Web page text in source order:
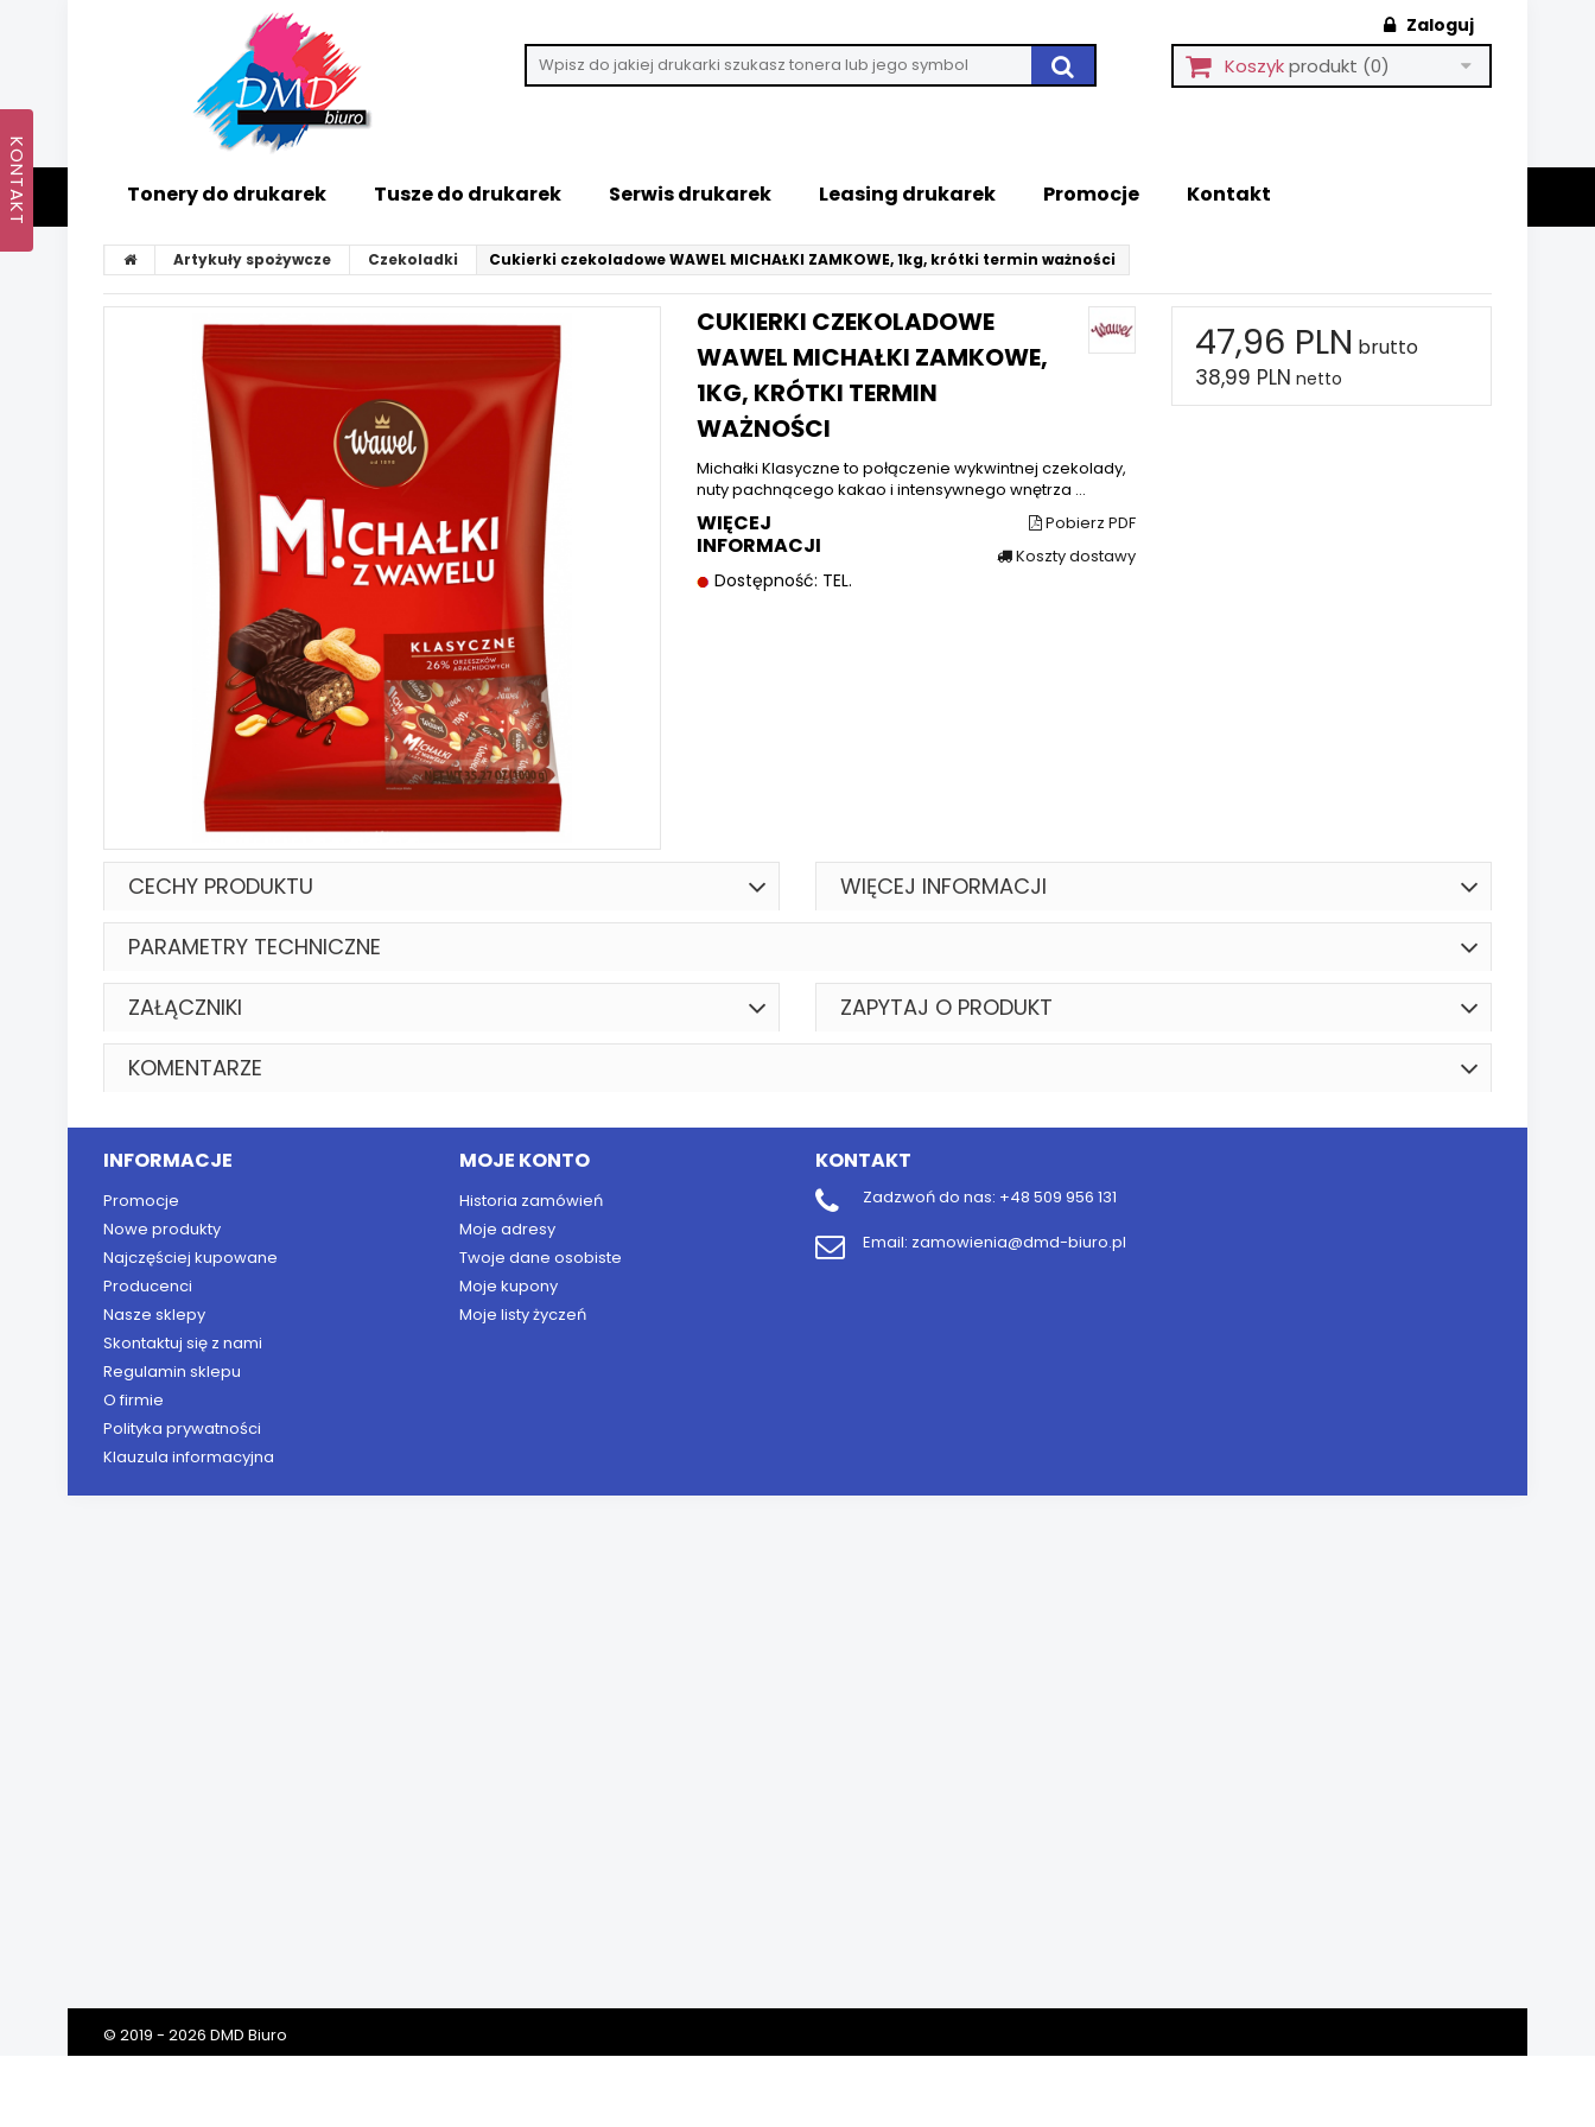
Zaloguj
Koszykprodukt (0)
Tonery do drukarek Tusze do drukarek Serwis drukarek Leasing drukarek Promocje Kontakt
Artykuły spożywcze Czekoladki Cukierki czekoladowe WAWEL MICHAŁKI ZAMKOWE, 1kg, krótki termin ważności
CUKIERKI CZEKOLADOWE
WAWEL MICHAŁKI ZAMKOWE,
1KG, KRÓTKI TERMIN
WAŻNOŚCI
Michałki Klasyczne to połączenie wykwintnej czekolady,
nuty pachnącego kakao i intensywnego wnętrza …
WIĘCEJ
INFORMACJI
Dostępność: TEL.
Pobierz PDF
Koszty dostawy
47,96 PLN brutto
38,99 PLN netto
CECHY PRODUKTU WIĘCEJ INFORMACJI
PARAMETRY TECHNICZNE
ZAŁĄCZNIKI ZAPYTAJ O PRODUKT
KOMENTARZE
INFORMACJE
Promocje
Nowe produkty
Najczęściej kupowane
Producenci
Nasze sklepy
Skontaktuj się z nami
Regulamin sklepu
O firmie
Polityka prywatności
Klauzula informacyjna
MOJE KONTO
Historia zamówień
Moje adresy
Twoje dane osobiste
Moje kupony
Moje listy życzeń
KONTAKT
Zadzwoń do nas: +48 509 956 131
Email: zamowienia@dmd-biuro.pl
© 2019 - 2026 DMD Biuro